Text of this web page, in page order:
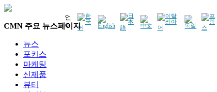
언
어
CMN 주요 뉴스페이지
뉴스
포커스
마케팅
신제품
뷰티